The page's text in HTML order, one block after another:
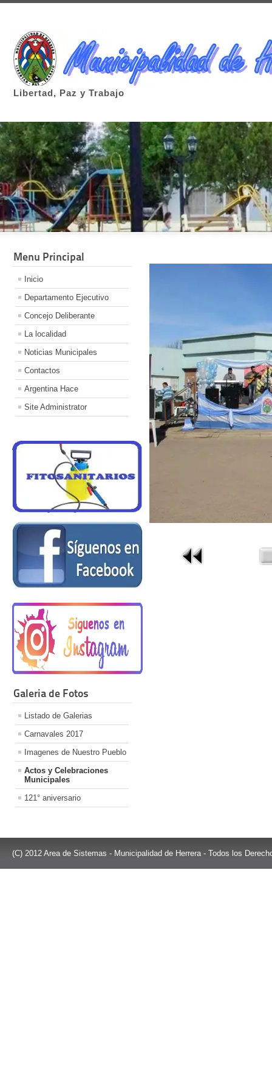
Libertad, Paz y Trabajo
Menu Principal
Inicio
Departamento Ejecutivo
Concejo Deliberante
La localidad
Noticias Municipales
Contactos
Argentina Hace
Site Administrator
Galeria de Fotos
Listado de Galerias
Carnavales 2017
Imagenes de Nuestro Pueblo
Actos y Celebraciones
Municipales
121° aniversario
(C) 2012 Area de Sistemas - Municipalidad de Herrera - Todos los